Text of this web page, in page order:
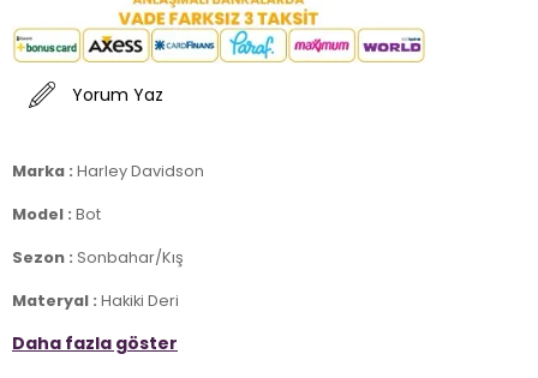
Yorum Yaz
Marka : Harley Davidson
Model : Bot
Sezon : Sonbahar/Kış
Materyal : Hakiki Deri
Kapama Bilgisi :Bağcıklı
Daha fazla göster